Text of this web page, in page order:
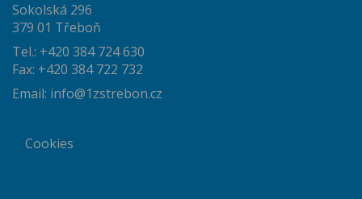
Sokolská 296
379 01 Třeboň
Tel.: +420 384 724 630
Fax: +420 384 722 732
Email: info@1zstrebon.cz
Cookies